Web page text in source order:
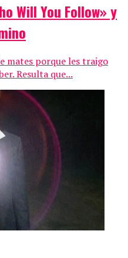
Will You Follow» y
mates porque les traigo
Resulta que...